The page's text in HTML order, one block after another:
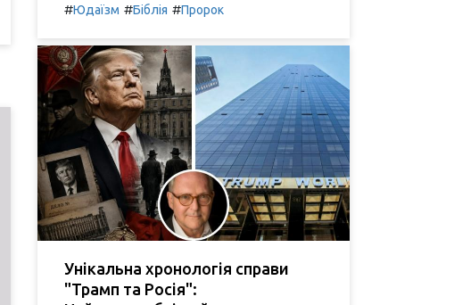
#Юдаїзм #Біблія #Пророк
Унікальна хронологія справи
"Трамп та Росія":